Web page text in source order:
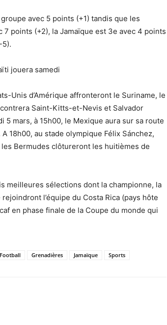
avec 5 points (+1) tandis que les
points (+2), la Jamaïque est 3e avec 4 points
5).
jouera samedi
Unis d’Amérique affronteront le Suriname, le
Saint-Kitts-et-Nevis et Salvador
mars, à 15h00, le Mexique aura sur sa route
18h00, au stade olympique Félix Sánchez,
Bermudes clôtureront les huitièmes de
meilleures sélections dont la championne, la
l’équipe du Costa Rica (pays hôte
en phase finale de la Coupe du monde qui
Football Grenadières Jamaïque Sports